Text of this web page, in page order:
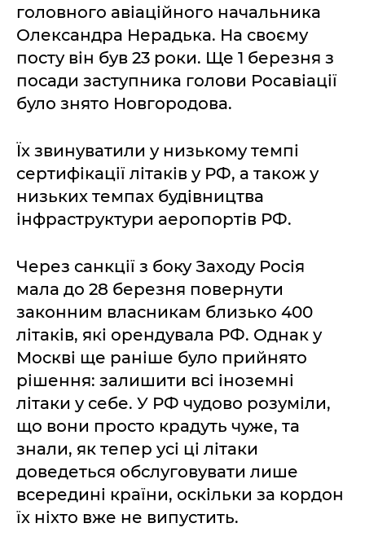
головного авіаційного начальника
Олександра Нерадька. На своєму
посту він був 23 роки. Ще 1 березня з
посади заступника голови Росавіації
було знято Новгородова.
Їх звинуватили у низькому темпі
сертифікації літаків у РФ, а також у
низьких темпах будівництва
інфраструктури аеропортів РФ.
Через санкції з боку Заходу Росія
мала до 28 березня повернути
законним власникам близько 400
літаків, які орендувала РФ. Однак у
Москві ще раніше було прийнято
рішення: залишити всі іноземні
літаки у себе. У РФ чудово розуміли,
що вони просто крадуть чуже, та
знали, як тепер усі ці літаки
доведеться обслуговувати лише
всередині країни, оскільки за кордон
їх ніхто вже не випустить.